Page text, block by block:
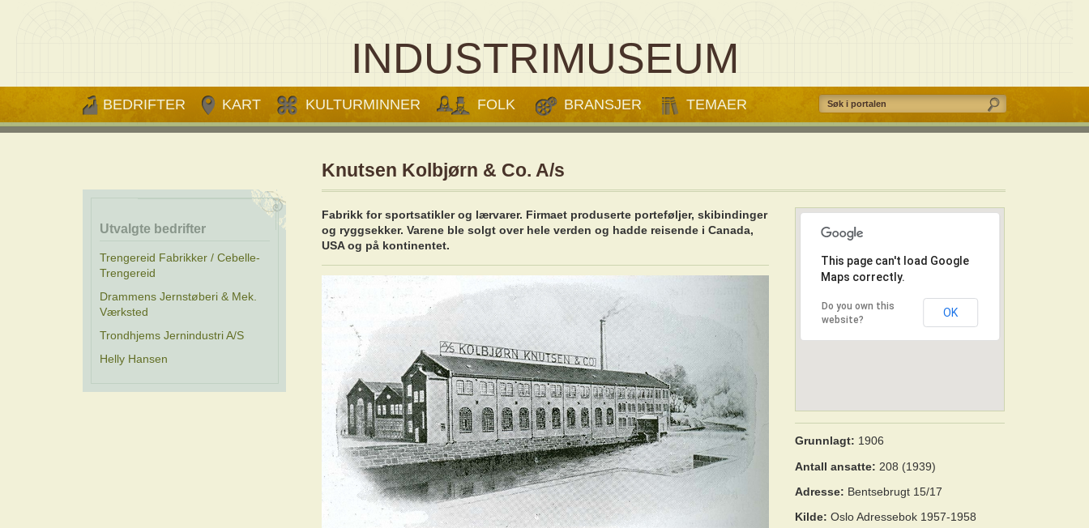
INDUSTRIMUSEUM
BEDRIFTER KART KULTURMINNER FOLK BRANSJER TEMAER
Utvalgte bedrifter
Trengereid Fabrikker / Cebelle-
Trengereid
Drammens Jernstøberi & Mek.
Værksted
Trondhjems Jernindustri A/S
Helly Hansen
Knutsen Kolbjørn & Co. A/s
Fabrikk for sportsatikler og lærvarer. Firmaet produserte porteføljer, skibindinger
og ryggsekker. Varene ble solgt over hele verden og hadde reisende i Canada,
USA og på kontinentet.
This page can't load Google
Maps correctly.
Do you own this
website?
OK
Grunnlagt: 1906
Antall ansatte: 208 (1939)
Adresse: Bentsebrugt 15/17
Kilde: Oslo Adressebok 1957-1958